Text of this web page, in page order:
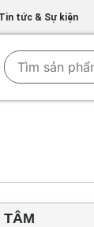
Tin tức & Sự kiện
TÂM